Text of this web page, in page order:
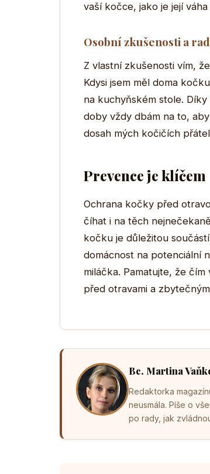
vaší kočce, jako je její
Osobní zkušenosti a
Z vlastní zkušenosti vím,
Kdysi jsem měl doma
na kuchyňském stole.
doby vždy dbám na to,
dosah mých kočičích
Prevence je klíčem
Ochrana kočky před
číhat i na těch
kočku je důležitou
domácnost na potenciální
miláčka. Pamatujte, že
před otravami a
Bc. Martina
Redaktorka
neusmála. Píše o
po rady, jak